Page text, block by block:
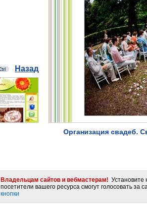
Назад
Организация свадеб.
Владельцам сайтов и вебмастерам! Установите
посетители вашего ресурса смогут голосовать за
кнопки